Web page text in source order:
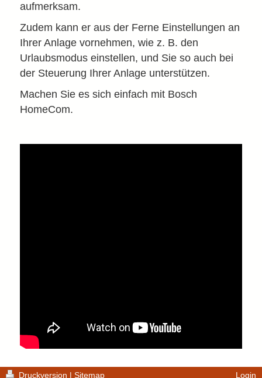
aufmerksam.
Zudem kann er aus der Ferne Einstellungen an
Ihrer Anlage vornehmen, wie z. B. den
Urlaubsmodus einstellen, und Sie so auch bei
der Steuerung Ihrer Anlage unterstützen.
Machen Sie es sich einfach mit Bosch
HomeCom.
Druckversion | Sitemap Login